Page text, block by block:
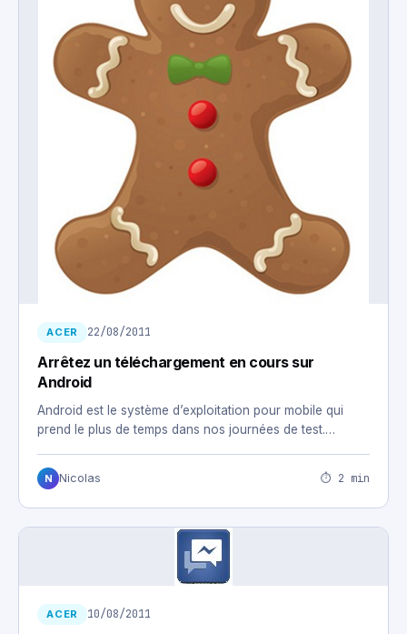
ACER 22/08/2011
Arrêtez un téléchargement en cours sur
Android
Android est le système d’exploitation pour mobile qui
prend le plus de temps dans nos journées de test.…
N Nicolas ⏱ 2 min
ACER 10/08/2011